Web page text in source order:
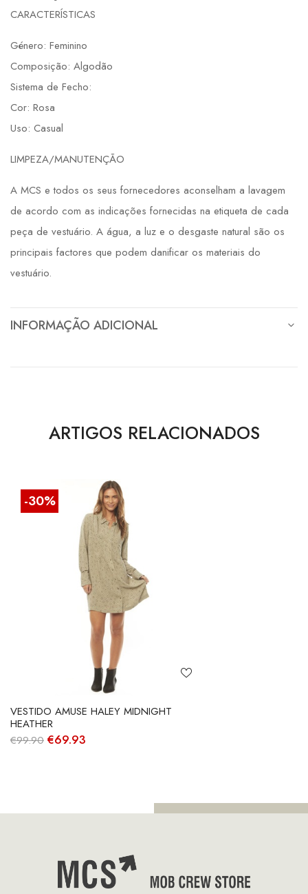
CARACTERÍSTICAS
Género: Feminino
Composição: Algodão
Sistema de Fecho:
Cor: Rosa
Uso: Casual
LIMPEZA/MANUTENÇÃO
A MCS e todos os seus fornecedores aconselham a lavagem
de acordo com as indicações fornecidas na etiqueta de cada
peça de vestuário. A água, a luz e o desgaste natural são os
principais factores que podem danificar os materiais do
vestuário.
INFORMAÇÃO ADICIONAL
ARTIGOS RELACIONADOS
-30%
VESTIDO AMUSE HALEY MIDNIGHT
HEATHER
€99.90 O
€69.93